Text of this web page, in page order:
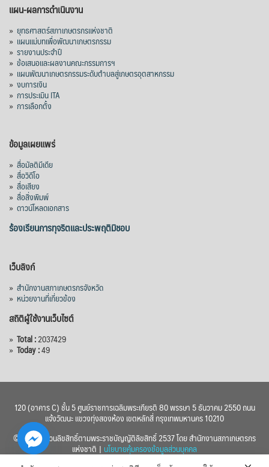
แผน-ผลการดำเนินงาน
» ยุทธศาสตร์สภาเกษตรกรแห่งชาติ
» แผนแม่บทเพื่อพัฒนาเกษตรกรรม
» รายงานประจำปี
» ข้อเสนอและผลงานคณะกรรมการฯ
» แผนพัฒนาเกษตรกรรมระดับตำบลสู่เกษตรอุตสาหกรรม
» งบการเงิน
» การประเมิน ITA
» การเลือกตั้ง
ข้อมูลเผยแพร่
» สื่อมัลติมีเดีย
» สื่อวิดีโอ
» สื่อเสียง
» สื่อสิ่งพิมพ์
» ดาวน์โหลดเอกสาร
ร้องเรียนการทุจริตและประพฤติมิชอบ
เว็บลิงก์
» สำนักงานสภาเกษตรกรจังหวัด
» หน่วยงานที่เกี่ยวข้อง
สถิติผู้ใช้งานเว็บไซต์
» Total :2037429
» Today :49
120 (อาคาร C) ชั้น 5 ศูนย์ราชการเฉลิมพระเกียรติ 80 พรรษา 5 ธันวาคม 2550 ถนน
แจ้งวัฒนะ แขวงทุ่งสองห้อง เขตหลักสี่ กรุงเทพมหานคร 10210
© 2560 สงวนลิขสิทธิ์ตามพระราชบัญญัติลิขสิทธิ์ 2537 โดย สำนักงานสภาเกษตรกร
แห่งชาติ | นโยบายคุ้มครองข้อมูลส่วนบุคคล